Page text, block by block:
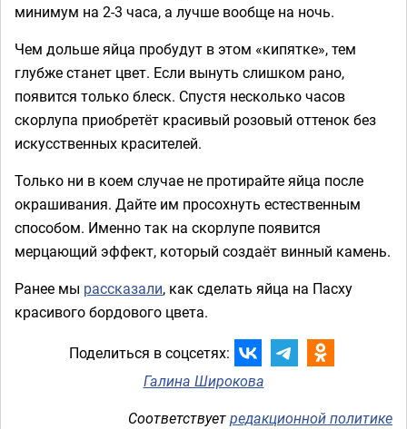
минимум на 2-3 часа, а лучше вообще на ночь.
Чем дольше яйца пробудут в этом «кипятке», тем
глубже станет цвет. Если вынуть слишком рано,
появится только блеск. Спустя несколько часов
скорлупа приобретёт красивый розовый оттенок без
искусственных красителей.
Только ни в коем случае не протирайте яйца после
окрашивания. Дайте им просохнуть естественным
способом. Именно так на скорлупе появится
мерцающий эффект, который создаёт винный камень.
Ранее мы рассказали, как сделать яйца на Пасху
красивого бордового цвета.
Поделиться в соцсетях:
Галина Широкова
Соответствуетредакционной политике